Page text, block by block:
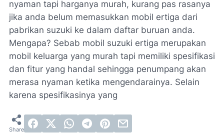
nyaman tapi harganya murah, kurang pas rasanya
jika anda belum memasukkan mobil ertiga dari
pabrikan suzuki ke dalam daftar buruan anda.
Mengapa? Sebab mobil suzuki ertiga merupakan
mobil keluarga yang murah tapi memiliki spesifikasi
dan fitur yang handal sehingga penumpang akan
merasa nyaman ketika mengendarainya. Selain
karena spesifikasinya yang